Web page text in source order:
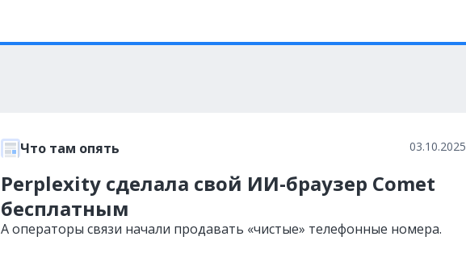
Что там опять 03.10.2025
Perplexity сделала свой ИИ-браузер Comet
бесплатным
А операторы связи начали продавать «чистые» телефонные номера.